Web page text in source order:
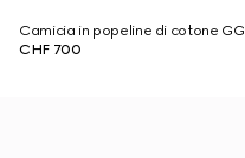
Camicia in popeline di cotone GG
CHF 700